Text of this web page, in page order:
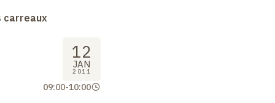
carreaux
12
JAN
2011
09:00-10:00